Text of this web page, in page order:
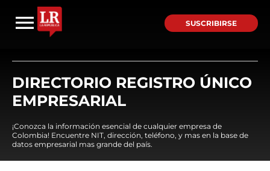
SUSCRIBIRSE
DIRECTORIO REGISTRO ÚNICO
EMPRESARIAL
¡Conozca la información esencial de cualquier empresa de
Colombia! Encuentre NIT, dirección, teléfono, y mas en la base de
datos empresarial mas grande del país.